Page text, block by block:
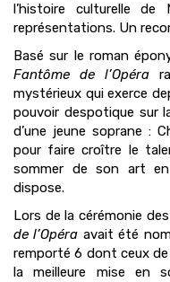
l’histoire culturelle
représentations. Un
Basé sur le roman
Fantôme de l’Opéra
mystérieux qui exerce
pouvoir despotique sur
d’une jeune soprane :
pour faire croître le
sommer de son art
dispose.
Lors de la cérémonie
de l’Opéra avait été
remporté 6 dont ceux de
la meilleure mise en